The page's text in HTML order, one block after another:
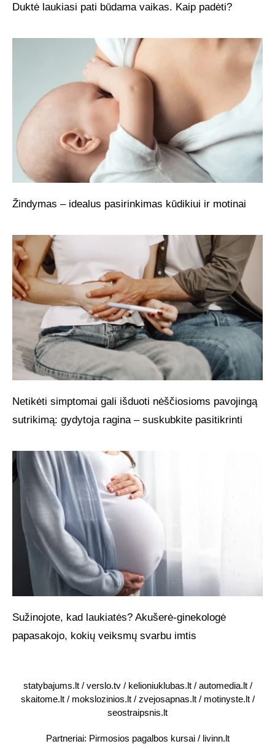
Duktė laukiasi pati būdama vaikas. Kaip padėti?
Žindymas – idealus pasirinkimas kūdikiui ir motinai
Netikėti simptomai gali išduoti nėščiosioms pavojingą
sutrikimą: gydytoja ragina – suskubkite pasitikrinti
Sužinojote, kad laukiatės? Akušerė-ginekologė
papasakojo, kokių veiksmų svarbu imtis
statybajums.lt/ verslo.tv/ kelioniuklubas.lt/ automedia.lt/
skaitome.lt/ mokslozinios.lt/ zvejosapnas.lt/ motinyste.lt/
seostraipsnis.lt
Partneriai: Pirmosios pagalbos kursai/ livinn.lt